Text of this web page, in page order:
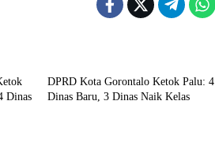
Dinas
‎DPRD Kota Gorontalo Ketok Palu: 4
Dinas Baru, 3 Dinas Naik Kelas